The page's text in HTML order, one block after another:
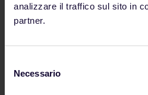
analizzare il traffico sul sito in
partner.
delNecessario